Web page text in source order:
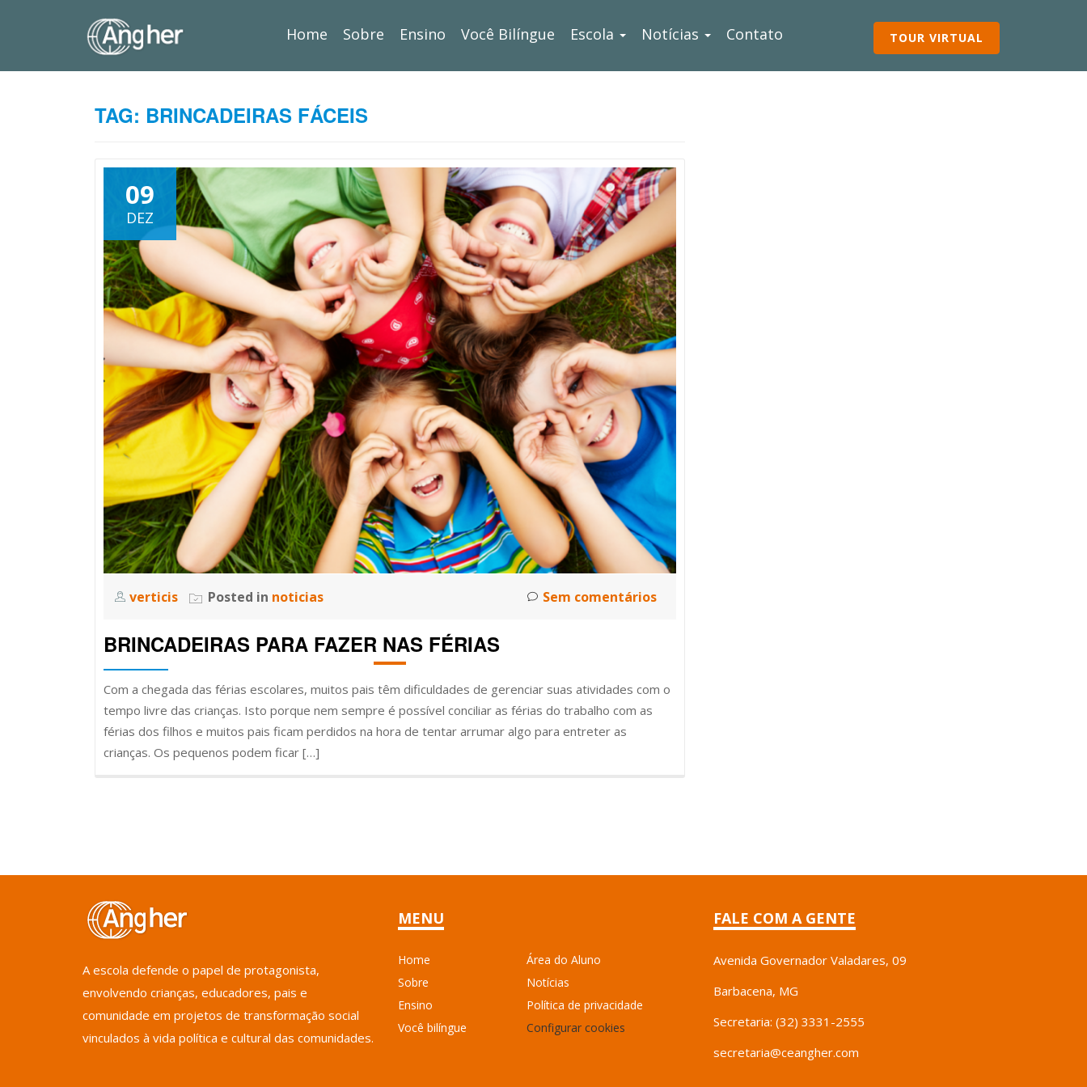
Home Sobre Ensino Você Bilíngue Escola Notícias Contato TOUR VIRTUAL
TAG: BRINCADEIRAS FÁCEIS
09
DEZ
verticis Posted in noticias Sem comentários
BRINCADEIRAS PARA FAZER NAS FÉRIAS
Com a chegada das férias escolares, muitos pais têm dificuldades de gerenciar suas atividades com o
tempo livre das crianças. Isto porque nem sempre é possível conciliar as férias do trabalho com as
férias dos filhos e muitos pais ficam perdidos na hora de tentar arrumar algo para entreter as
crianças. Os pequenos podem ficar […]
A escola defende o papel de protagonista,
envolvendo crianças, educadores, pais e
comunidade em projetos de transformação social
vinculados à vida política e cultural das comunidades.
MENU
Home
Sobre
Ensino
Você bilíngue
Área do Aluno
Notícias
Política de privacidade
Configurar cookies
FALE COM A GENTE
Avenida Governador Valadares, 09
Barbacena, MG
Secretaria: (32) 3331-2555
secretaria@ceangher.com